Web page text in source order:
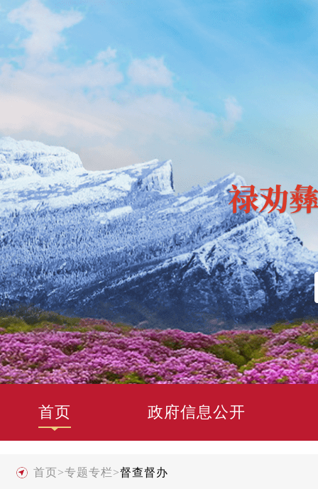
首页 政府信息公开
首页>专题专栏>督查督办